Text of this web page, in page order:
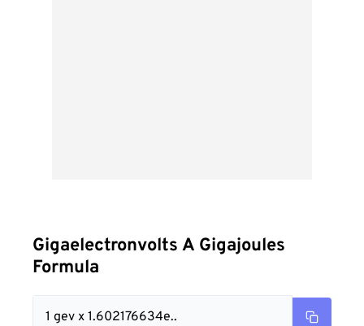
Gigaelectronvolts A Gigajoules
Formula
1 gev x 1.602176634e..